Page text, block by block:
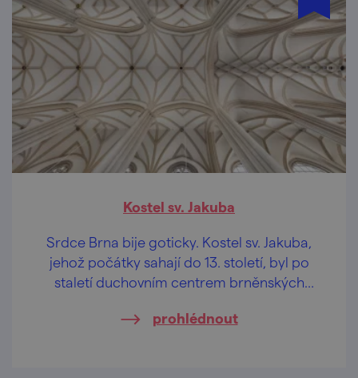
Kostel sv. Jakuba
Srdce Brna bije goticky. Kostel sv. Jakuba,
jehož počátky sahají do 13. století, byl po
staletí duchovním centrem brněnských
gotickým památkám města.
prohlédnout